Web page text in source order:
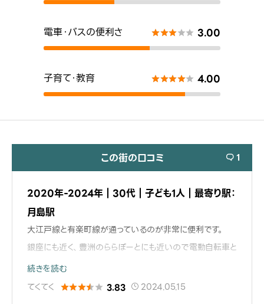
電車・バスの便利さ  3.00
子育て・教育  4.00
この街の口コミ  1
2020年-2024年｜30代｜子ども1人｜最寄り駅：
月島駅
大江戸線と有楽町線が通っているのが非常に便利です。
銀座にも近く、豊洲のららぽーとにも近いので電動自転車と
電車で十分で車の所有は必要ありません。車での移動が必
須の時はタクシーかまたはタイムズカーシェアも豊富にあ
続きを読む
てくてく
 3.83 2024.05.15